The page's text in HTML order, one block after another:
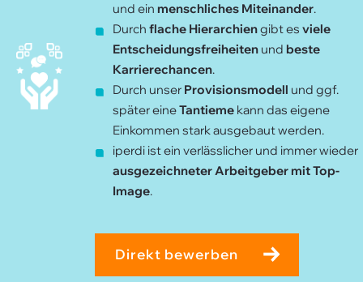
und ein menschliches Miteinander.
Durch flache Hierarchiengibt es viele
Entscheidungsfreiheiten und beste
Karrierechancen.
Durch unser Provisionsmodell und ggf.
später eineTantieme kann das eigene
Einkommen stark ausgebaut werden.
iperdi ist ein verlässlicher und immer wieder
ausgezeichneter Arbeitgeber mit Top-
Image.
Direkt bewerben